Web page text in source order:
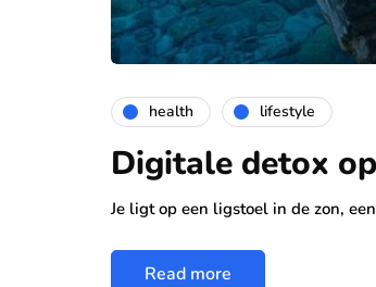
health lifestyle
Digitale detox
Je ligt op een ligstoel in de zon,
Read more